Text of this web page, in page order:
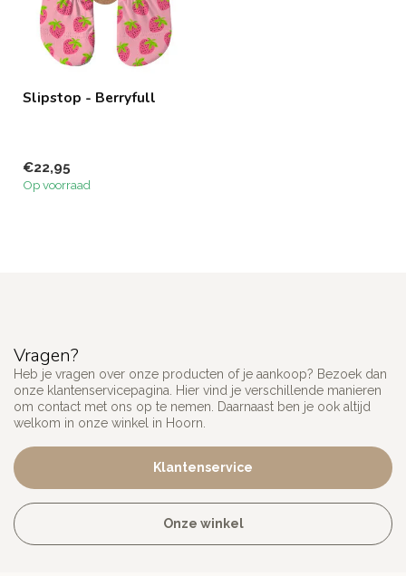
Slipstop - Berryfull
€22,95
Op voorraad
Vragen?
Heb je vragen over onze producten of je aankoop? Bezoek dan
onze klantenservicepagina. Hier vind je verschillende manieren
om contact met ons op te nemen. Daarnaast ben je ook altijd
welkom in onze winkel in Hoorn.
Klantenservice
Onze winkel